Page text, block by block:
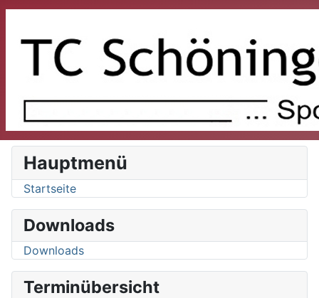
Hauptmenü
Startseite
Downloads
Downloads
Terminübersicht